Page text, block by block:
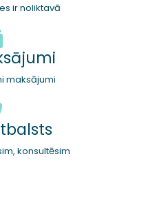
ir noliktavā
maksājumi
konsultēsim